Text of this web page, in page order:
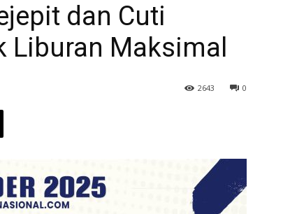
dan Cuti
Liburan Maksimal
0
2643